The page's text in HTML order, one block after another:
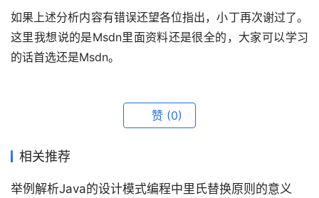
如果上述分析内容有错误还望各位指出，小丁再次谢过了。
这里我想说的是Msdn里面资料还是很全的，大家可以学习
的话首选还是Msdn。
赞 (0)
相关推荐
举例解析Java的设计模式编程中里氏替换原则的意义